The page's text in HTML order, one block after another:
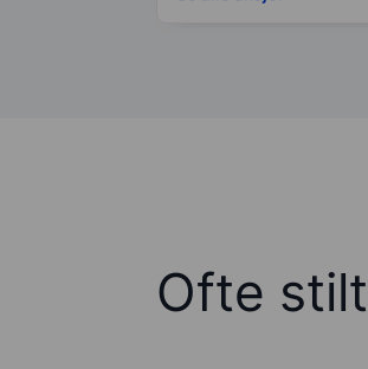
Ofte